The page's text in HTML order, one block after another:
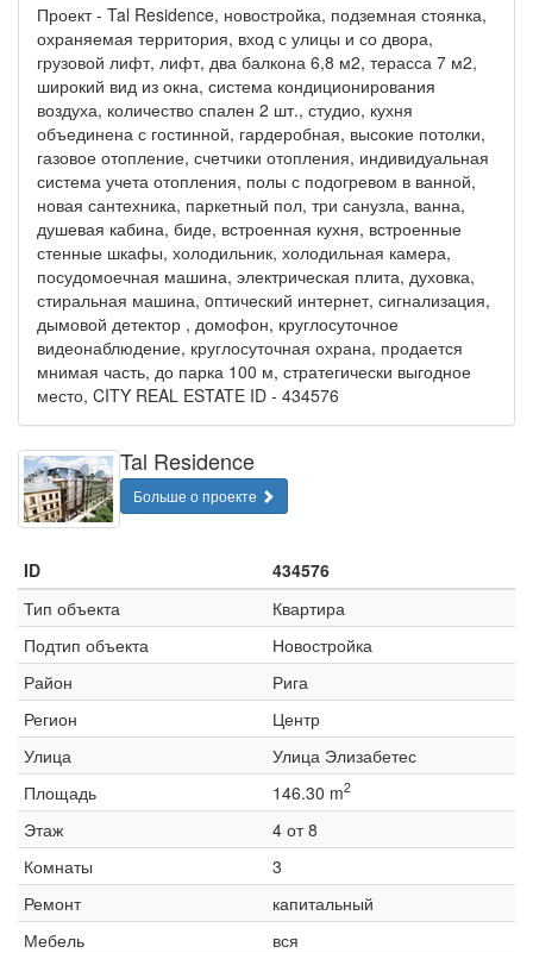
Проект - Tal Residence, новостройка, подземная стоянка,
охраняемая территория, вход с улицы и со двора,
грузовой лифт, лифт, два балкона 6,8 м2, терасса 7 м2,
широкий вид из окна, система кондиционирования
воздуха, количество спален 2 шт., студио, кухня
объединена с гостинной, гардеробная, высокие потолки,
газовое отопление, счетчики отопления, индивидуальная
система учета отопления, полы с подогревом в ванной,
новая сантехника, паркетный пол, три санузла, ванна,
душевая кабина, биде, встроенная кухня, встроенные
стенные шкафы, холодильник, холодильная камера,
посудомоечная машина, электрическая плита, духовка,
стиральная машина, oптический интернет, сигнализация,
дымовой детектор , домофон, круглосуточное
видеонаблюдение, круглосуточная охрана, продается
мнимая часть, до парка 100 м, стратегически выгодное
место, CITY REAL ESTATE ID - 434576
Tal Residence
Больше о проекте
ID
434576
Тип объекта
Квартира
Подтип объекта
Новостройка
Район
Рига
Регион
Центр
Улица
Улица Элизабетес
Площадь
146.30 m2
Этаж
4 от 8
Комнаты
3
Ремонт
капитальный
Мебель
вся